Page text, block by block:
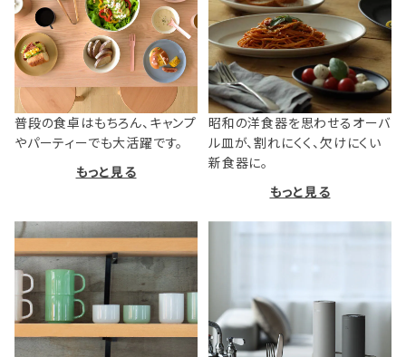
普段の食卓はもちろん、キャンプ
やパーティーでも大活躍です。
もっと見る
昭和の洋食器を思わせるオーバ
ル皿が、割れにくく、欠けにくい
新食器に。
もっと見る